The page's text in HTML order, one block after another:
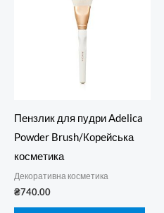
Пензлик для пудри Adelica
Powder Brush/Корейська
косметика
Декоративна косметика
₴740.00